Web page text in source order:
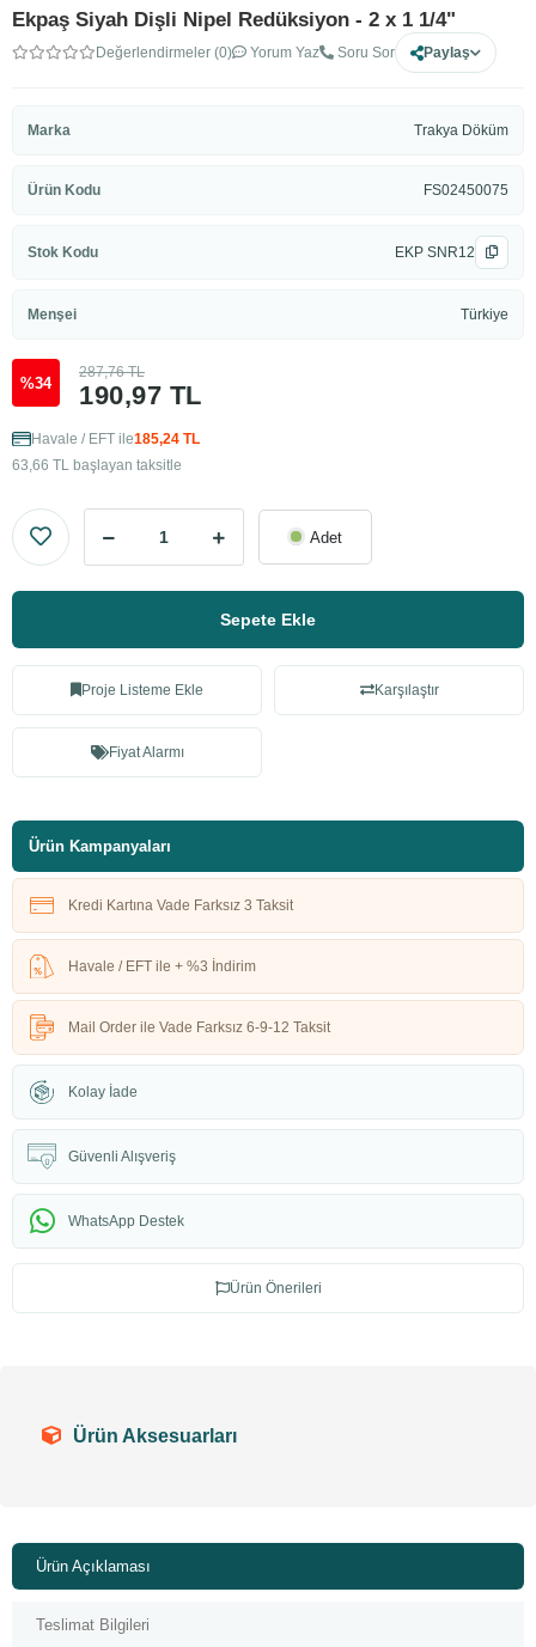
Ekpaş Siyah Dişli Nipel Redüksiyon - 2 x 1 1/4"
Değerlendirmeler (0) Yorum Yaz Soru Sor Paylaş
Marka Trakya Döküm
Ürün Kodu FS02450075
Stok Kodu EKP SNR12
Menşei Türkiye
%34 190,97 TL
287,76 TL
Havale / EFT ile185,24 TL
63,66 TL başlayan taksitle
Adet
Sepete Ekle
Proje Listeme Ekle Karşılaştır
Fiyat Alarmı
Ürün Kampanyaları
Kredi Kartına Vade Farksız 3 Taksit
Havale / EFT ile + %3 İndirim
Mail Order ile Vade Farksız 6-9-12 Taksit
Kolay İade
Güvenli Alışveriş
WhatsApp Destek
Ürün Önerileri
Ürün Aksesuarları
Ürün Açıklaması
Teslimat Bilgileri